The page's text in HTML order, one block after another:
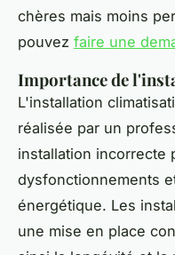
chères mais moins
pouvez faire une
Importance de
L'installation
réalisée par un
installation incorrecte
dysfonctionnements
énergétique. Les
une mise en place